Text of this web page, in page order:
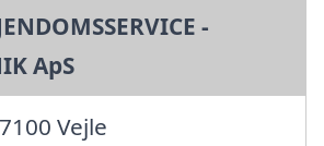
-
ApS
Vejle